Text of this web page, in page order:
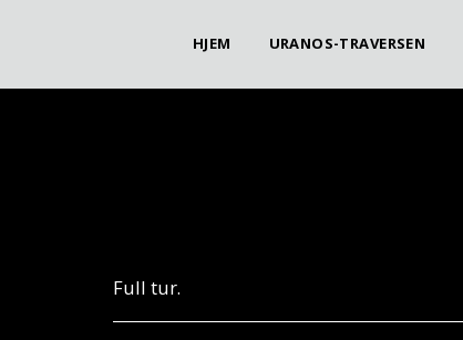
HJEM URANOS-TRAVERSEN
Full tur.